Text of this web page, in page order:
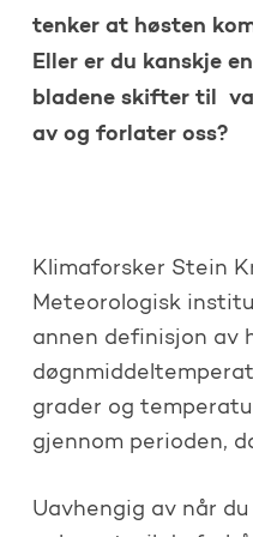
tenker at høsten
Eller er du kanskje
bladene skifter til
av og forlater oss?
Klimaforsker Stein
Meteorologisk
annen definisjon av
grader og
gjennom perioden,
Uavhengig av når